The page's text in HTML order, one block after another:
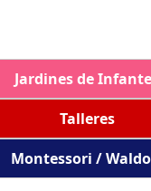
Jardines de
Talleres
Montessori /